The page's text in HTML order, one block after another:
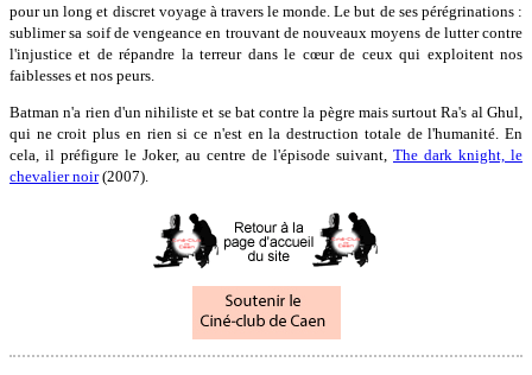
pour un long et discret voyage à travers le monde. Le but de ses pérégrinations :
sublimer sa soif de vengeance en trouvant de nouveaux moyens de lutter contre
l'injustice et de répandre la terreur dans le cœur de ceux qui exploitent nos
faiblesses et nos peurs.
Batman n'a rien d'un nihiliste et se bat contre la pègre mais surtout Ra's al Ghul,
qui ne croit plus en rien si ce n'est en la destruction totale de l'humanité. En
cela, il préfigure le Joker, au centre de l'épisode suivant, The dark knight, le
chevalier noir(2007).